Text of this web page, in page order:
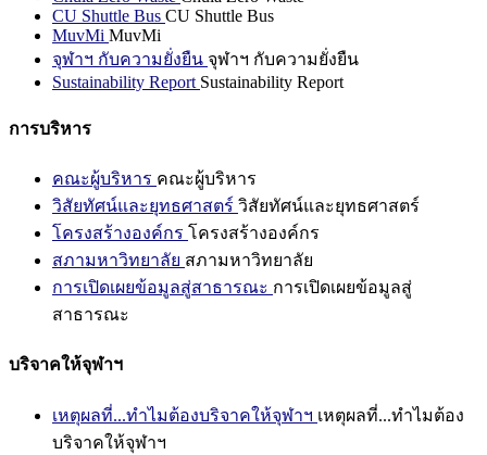
CU Shuttle Bus CU Shuttle Bus
MuvMi MuvMi
จุฬาฯ กับความยั่งยืน จุฬาฯ กับความยั่งยืน
Sustainability Report Sustainability Report
การบริหาร
คณะผู้บริหาร คณะผู้บริหาร
วิสัยทัศน์และยุทธศาสตร์ วิสัยทัศน์และยุทธศาสตร์
โครงสร้างองค์กร โครงสร้างองค์กร
สภามหาวิทยาลัย สภามหาวิทยาลัย
การเปิดเผยข้อมูลสู่สาธารณะ การเปิดเผยข้อมูลสู่
สาธารณะ
บริจาคให้จุฬาฯ
เหตุผลที่...ทำไมต้องบริจาคให้จุฬาฯ เหตุผลที่...ทำไมต้อง
บริจาคให้จุฬาฯ